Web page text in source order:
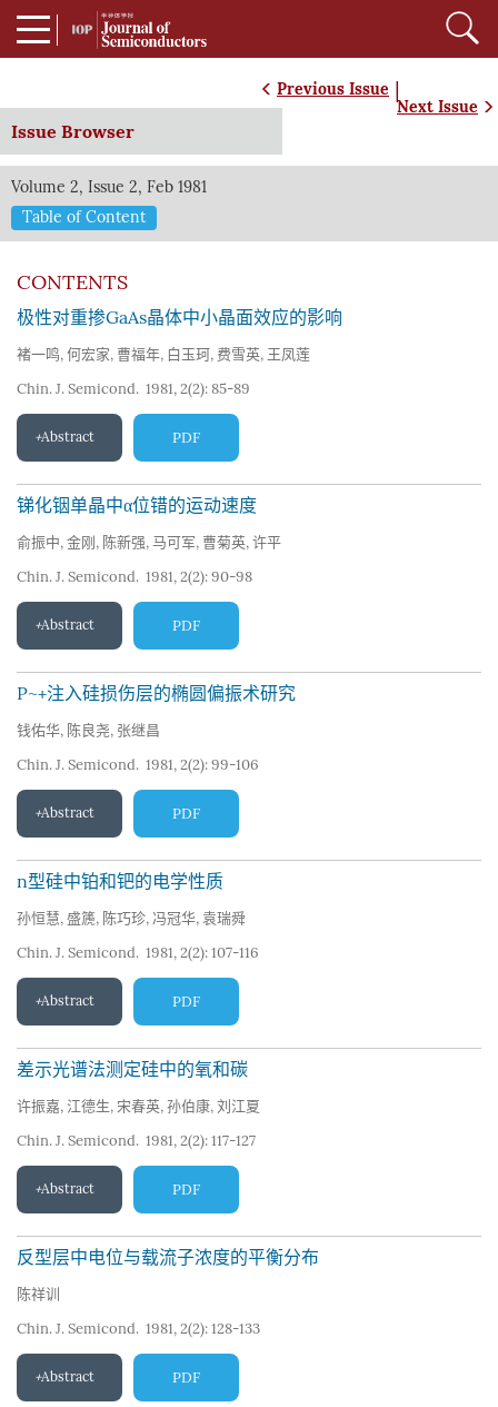
Previous Issue |
Next Issue
Issue Browser
Volume 2, Issue 2, Feb 1981
Table of Content
CONTENTS
极性对重掺GaAs晶体中小晶面效应的影响
褚一鸣, 何宏家, 曹福年, 白玉珂, 费雪英, 王凤莲
Chin. J. Semicond. 1981, 2(2): 85-89
Abstract PDF
锑化铟单晶中α位错的运动速度
俞振中, 金刚 , 陈新强, 马可军, 曹菊英, 许平
Chin. J. Semicond. 1981, 2(2): 90-98
Abstract PDF
P~+注入硅损伤层的椭圆偏振术研究
钱佑华, 陈良尧, 张继昌
Chin. J. Semicond. 1981, 2(2): 99-106
Abstract PDF
n型硅中铂和钯的电学性质
孙恒慧, 盛篪, 陈巧珍, 冯冠华, 袁瑞舜
Chin. J. Semicond. 1981, 2(2): 107-116
Abstract PDF
差示光谱法测定硅中的氧和碳
许振嘉, 江德生, 宋春英, 孙伯康, 刘江夏
Chin. J. Semicond. 1981, 2(2): 117-127
Abstract PDF
反型层中电位与载流子浓度的平衡分布
陈祥训
Chin. J. Semicond. 1981, 2(2): 128-133
Abstract PDF